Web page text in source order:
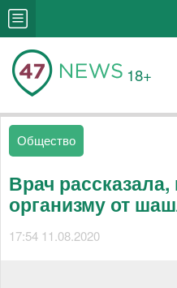
18+
Общество
Врач
организму от
17:54 11.08.2020